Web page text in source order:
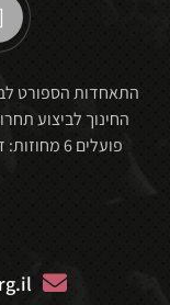
התאחדות הספורט
החינוך לביצוע
פועלים 6 מחוזות: דרום, מרכז, ירושלים, תל אביב, חיפה וצפון.